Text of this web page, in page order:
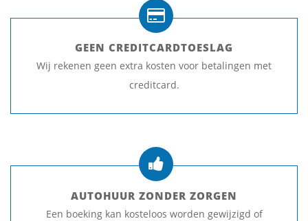
GEEN CREDITCARDTOESLAG
Wij rekenen geen extra kosten voor betalingen met
creditcard.
AUTOHUUR ZONDER ZORGEN
Een boeking kan kosteloos worden gewijzigd of